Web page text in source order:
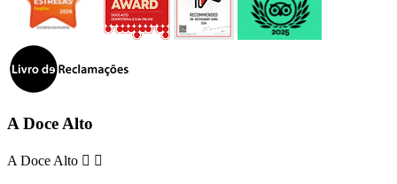
A Doce Alto
A Doce Alto  